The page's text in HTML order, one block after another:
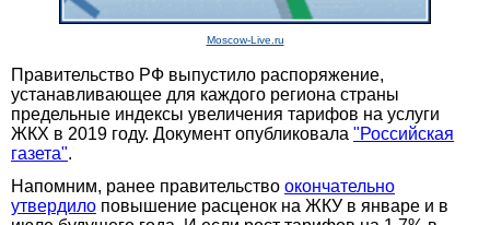
Moscow-Live.ru
Правительство РФ выпустило распоряжение,
устанавливающее для каждого региона страны
предельные индексы увеличения тарифов на услуги
ЖКХ в 2019 году. Документ опубликовала "Российская
газета".
Напомним, ранее правительство окончательно
утвердило повышение расценок на ЖКУ в январе и в